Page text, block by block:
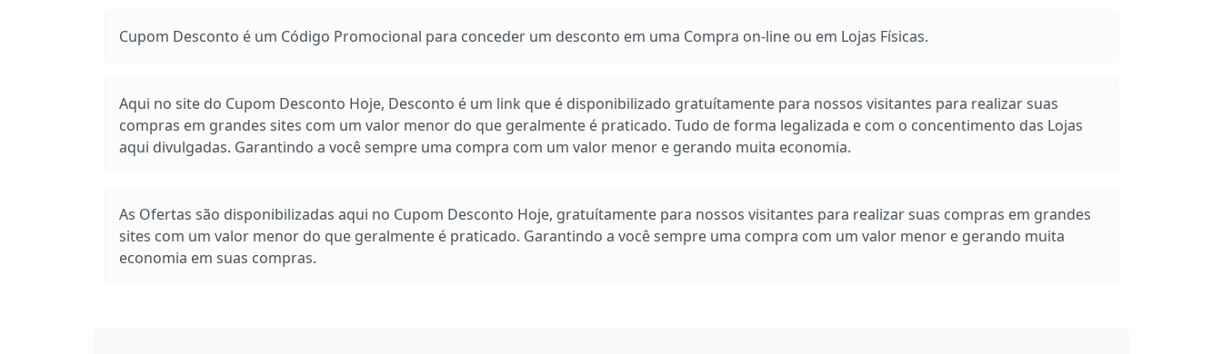
Cupom Desconto é um Código Promocional para conceder um desconto em uma Compra on-line ou em Lojas Físicas.
Aqui no site do Cupom Desconto Hoje, Desconto é um link que é disponibilizado gratuítamente para nossos visitantes para realizar suas
compras em grandes sites com um valor menor do que geralmente é praticado. Tudo de forma legalizada e com o concentimento das Lojas
aqui divulgadas. Garantindo a você sempre uma compra com um valor menor e gerando muita economia.
As Ofertas são disponibilizadas aqui no Cupom Desconto Hoje, gratuítamente para nossos visitantes para realizar suas compras em grandes
sites com um valor menor do que geralmente é praticado. Garantindo a você sempre uma compra com um valor menor e gerando muita
economia em suas compras.